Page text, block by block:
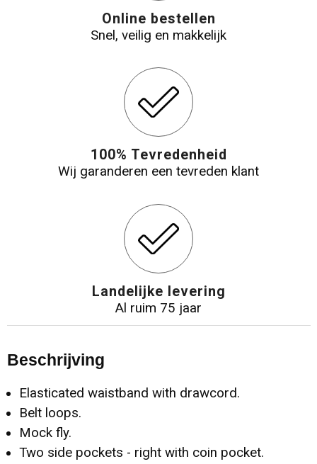
Online bestellen
Snel, veilig en makkelijk
100% Tevredenheid
Wij garanderen een tevreden klant
Landelijke levering
Al ruim 75 jaar
Beschrijving
Elasticated waistband with drawcord.
Belt loops.
Mock fly.
Two side pockets - right with coin pocket.